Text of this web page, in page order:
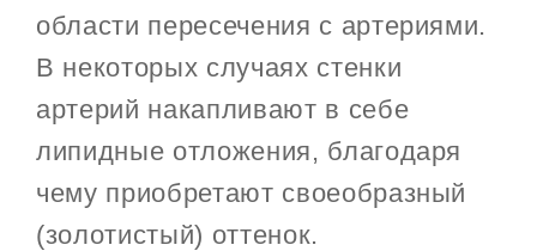
области пересечения с артериями.
В некоторых случаях стенки
артерий накапливают в себе
липидные отложения, благодаря
чему приобретают своеобразный
(золотистый) оттенок.